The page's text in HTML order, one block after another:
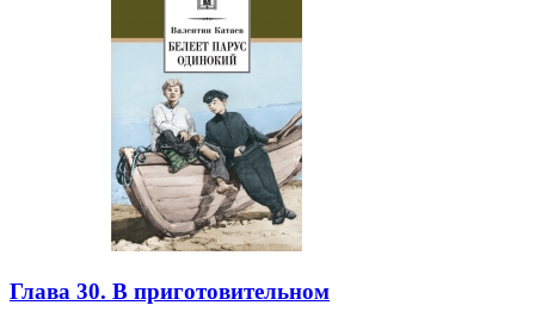
Глава 30. В приготовительном